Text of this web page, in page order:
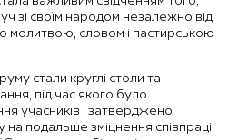
зі своїм народом незалежно від
молитвою, словом і пастирською
стали круглі столи та
під час якого було
учасників і затверджено
на подальше зміцнення співпраці